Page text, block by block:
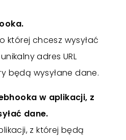
której chcesz wysyłać
adres URL
będą wysyłane dane.
w aplikacji, z
dane.
z której będą